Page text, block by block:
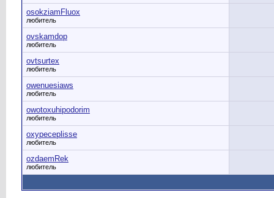
osokziamFluox
любитель
ovskamdop
любитель
ovtsurtex
любитель
owenuesiaws
любитель
owotoxuhipodorim
любитель
oxypeceplisse
любитель
ozdaemRek
любитель